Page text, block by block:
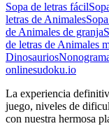
Sopa de letras fácil
letras de Animales
de Animales de granja
de letras de Animales
Dinosaurios
onlinesudoku.io
La experiencia
juego, niveles de
con nuestra hermosa